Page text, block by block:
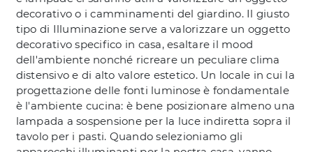
decorativo o i camminamenti del giardino. Il giusto
tipo di Illuminazione serve a valorizzare un oggetto
decorativo specifico in casa, esaltare il mood
dell'ambiente nonché ricreare un peculiare clima
distensivo e di alto valore estetico. Un locale in cui la
progettazione delle fonti luminose è fondamentale
è l'ambiente cucina: è bene posizionare almeno una
lampada a sospensione per la luce indiretta sopra il
tavolo per i pasti. Quando selezioniamo gli